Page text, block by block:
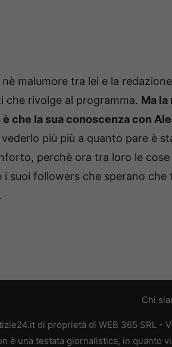
malumore tra lei e la
che rivolge al programma. Ma
è che la sua conoscenza con
più più a quanto pare è
perchè ora tra loro le
i suoi followers che sperano
Chi
di proprietà di WEB 365 SRL -
è una testata giornalistica, in quanto